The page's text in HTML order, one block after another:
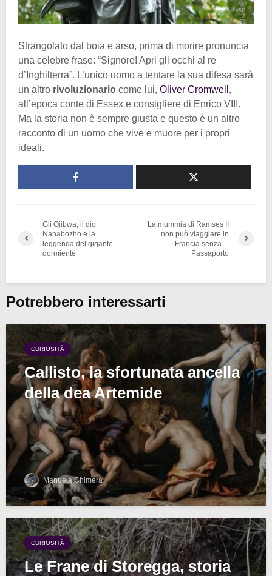
Strangolato dal boia e arso, prima di morire pronuncia
una celebre frase: “Signore! Apri gli occhi al re
d’Inghilterra”. L’unico uomo a tentare la sua difesa sarà
un altro rivoluzionario come lui, Oliver Cromwell ,
all’epoca conte di Essex e consigliere di Enrico VIII.
Ma la storia non è sempre giusta e questo è un altro
racconto di un uomo che vive e muore per i propri
ideali.
Gli Ojibwa, il dio
Nanabozho e la
leggenda del gigante
dormiente
La mummia di Ramses II
non può viaggiare in
Francia senza…
Passaporto
Potrebbero interessarti
CURIOSITÀ
Callisto, la sfortunata ancella
della dea Artemide
Manuela Chimera
CURIOSITÀ
Le Frane di Storegga, storia